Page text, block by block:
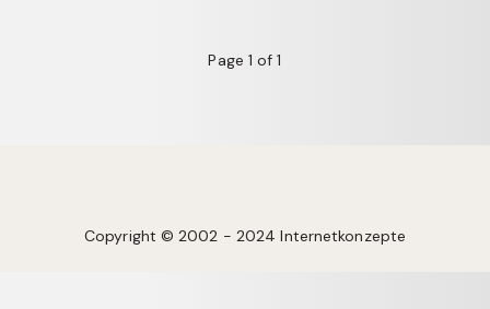
Page 1 of 1
Copyright © 2002 - 2024 Internetkonzepte